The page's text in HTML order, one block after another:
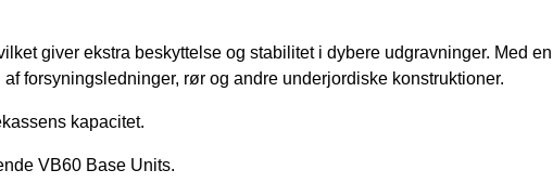
giver ekstra beskyttelse og stabilitet i dybere udgravninger. Med
forsyningsledninger, rør og andre underjordiske konstruktioner.
kapacitet.
VB60 Base Units.